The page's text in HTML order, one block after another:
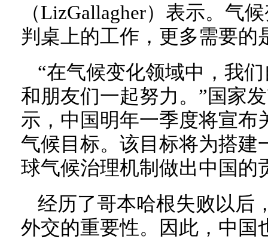
（LizGallagher）表示。气
判桌上的工作，更多需要的
“在气候变化领域中，我
和朋友们一起努力。”国家
示，中国明年一季度将宣布
气候目标。该目标将为搭建
球气候治理机制做出中国的
经历了哥本哈根失败以后
外交的重要性。因此，中国